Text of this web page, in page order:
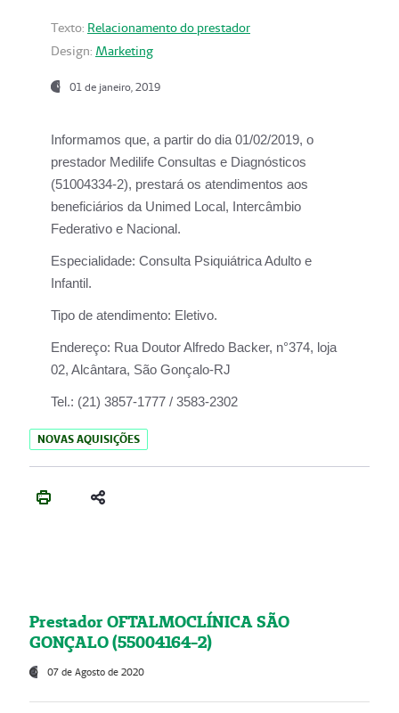
Texto: Relacionamento do prestador
Design: Marketing
01 de janeiro, 2019
Informamos que, a partir do dia 01/02/2019, o
prestador Medilife Consultas e Diagnósticos
(51004334-2), prestará os atendimentos aos
beneficiários da Unimed Local, Intercâmbio
Federativo e Nacional.
Especialidade: Consulta Psiquiátrica Adulto e
Infantil.
Tipo de atendimento: Eletivo.
Endereço: Rua Doutor Alfredo Backer, n°374, loja
02, Alcântara, São Gonçalo-RJ
Tel.: (21) 3857-1777 / 3583-2302
NOVAS AQUISIÇÕES
Prestador OFTALMOCLÍNICA SÃO
GONÇALO (55004164-2)
07 de Agosto de 2020